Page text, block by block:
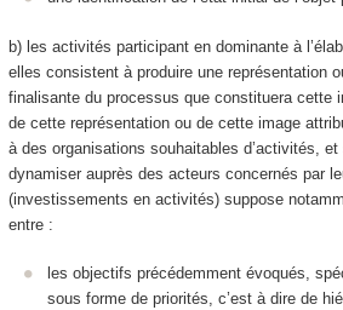
b) les activités participant en dominante à l’
elles consistent à produire une représentation
finalisante du processus que constituera cette
de cette représentation ou de cette image
à des organisations souhaitables d’activités , et
dynamiser auprès des acteurs concernés par
(investissements en activités)suppose
entre :
les objectifs précédemment évoqués,
sous forme de priorités, c’est à dire de